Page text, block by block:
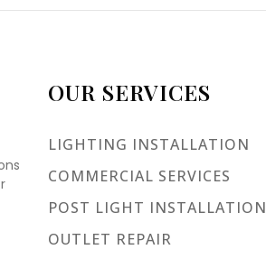
OUR SERVICES
LIGHTING INSTALLATION
COMMERCIAL SERVICES
POST LIGHT INSTALLATION
OUTLET REPAIR